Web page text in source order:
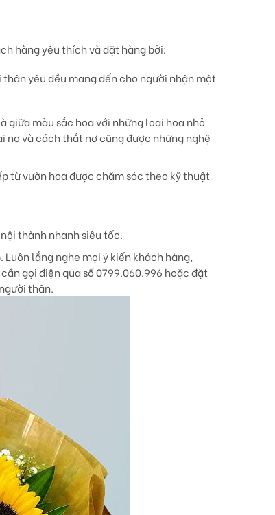
hàng yêu thích và đặt hàng bởi:
yêu đều mang đến cho người nhận một
giữa màu sắc hoa với những loại hoa nhỏ
nơ và cách thắt nơ cũng được những nghệ
từ vườn hoa được chăm sóc theo kỹ thuật
thành nhanh siêu tốc.
lắng nghe mọi ý kiến khách hàng,
gọi điện qua số 0799.060.996 hoặc đặt
thân.